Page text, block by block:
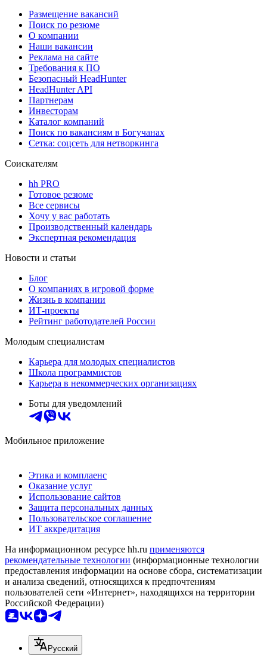
Размещение вакансий
Поиск по резюме
О компании
Наши вакансии
Реклама на сайте
Требования к ПО
Безопасный HeadHunter
HeadHunter API
Партнерам
Инвесторам
Каталог компаний
Поиск по вакансиям в Богучанах
Сетка: соцсеть для нетворкинга
Соискателям
hh PRO
Готовое резюме
Все сервисы
Хочу у вас работать
Производственный календарь
Экспертная рекомендация
Новости и статьи
Блог
О компаниях в игровой форме
Жизнь в компании
ИТ-проекты
Рейтинг работодателей России
Молодым специалистам
Карьера для молодых специалистов
Школа программистов
Карьера в некоммерческих организациях
Боты для уведомлений
Мобильное приложение
Этика и комплаенс
Оказание услуг
Использование сайтов
Защита персональных данных
Пользовательское соглашение
ИТ аккредитация
На информационном ресурсе hh.ru применяются
рекомендательные технологии (информационные технологии
предоставления информации на основе сбора, систематизации
и анализа сведений, относящихся к предпочтениям
пользователей сети «Интернет», находящихся на территории
Российской Федерации)
Русский